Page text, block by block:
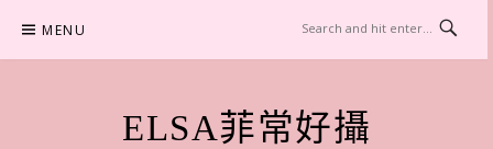
content
MENU
ELSA菲常好攝